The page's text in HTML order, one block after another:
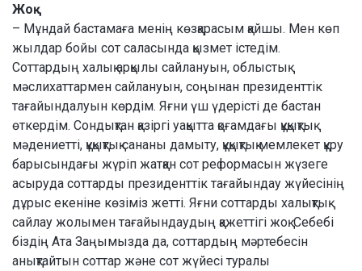
Жоқ
– Мұндай бастамаға менің көзқарасым қайшы. Мен көп
жылдар бойы сот саласында қызмет істедім.
Соттардың ха­лық арқылы сайлануын, облыстық
мәслихат­тар­мен сай­ла­нуын, соңынан президенттік
тағайын­да­луын көрдім. Яғни үш үдерісті де бастан
өткердім. Сондықтан қазіргі уақыт­та қоғам­да­ғы құқықтық
мәдениетті, құқық­тық сана­ны дамыту, құқықтық мемлекет құру
бары­сын­дағы жүріп жатқан сот реформасын жү­зе­ге
асыруда соттарды президенттік таға­йын­дау жүйесінің
дұрыс екеніне көзіміз жет­ті. Яғни соттарды халықтық
сайлау жолы­мен тағайындаудың қажеттігі жоқ. Себебі
біз­дің Ата Заңымызда да, соттардың мәр­те­бесін
анықтайтын соттар және сот жүйесі ту­ралы